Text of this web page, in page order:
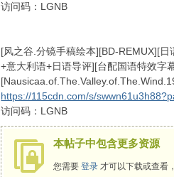
访问码：LGNB
[风之谷.分镜手稿绘本][BD-REMUX][
+意大利语+日语导评][台配国语特效字
https://115cdn.com/s/
访问码：LGNB
本帖子中包含更多资源
您需要登录 才可以下载或查看